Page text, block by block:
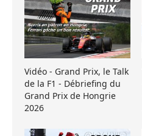
Vidéo - Grand Prix, le Talk
de la F1 - Débriefing du
Grand Prix de Hongrie
2026